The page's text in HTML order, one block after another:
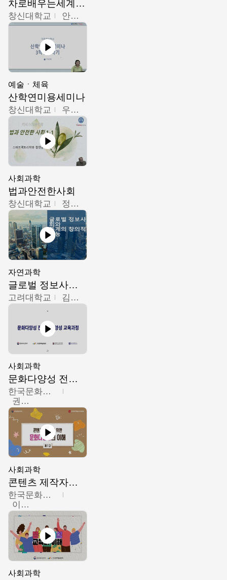
차로배우는세계문화
창신대학교 안소영
예술ㆍ체육
산학연미용세미나
창신대학교 우미옥,오윤경,박선이
사회과학
법과안전한사회
창신대학교 정연균
자연과학
글로벌 정보사회와 통계의 창의적 기능
고려대학교 김희영
사회과학
문화다양성 전문인력 양성 기본과정 - 문화다양성의 이해
한국문화예술교육진흥원
권숙인 외 8명
사회과학
콘텐츠 제작자를 위한 문화다양성의 이해
한국문화예술교육진흥원
이성민
사회과학